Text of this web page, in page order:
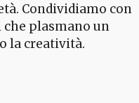
Condividiamo con
che plasmano un
la creatività.